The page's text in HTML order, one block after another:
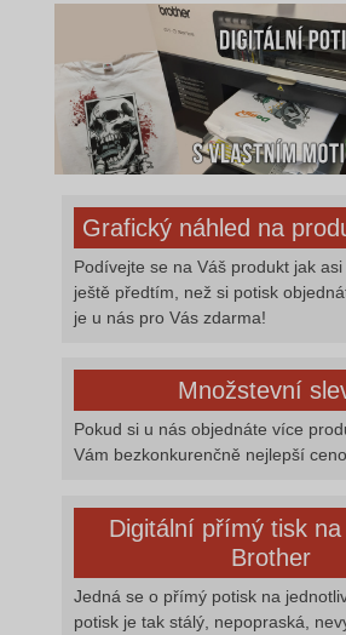
Grafický náhled na
Podívejte se na Váš produkt jak
ještě předtím, než si potisk
je u nás pro Vás zdarma!
Množstevní
Pokud si u nás objednáte více
Vám bezkonkurenčně nejlepší
Digitální přímý tisk
Brother
Jedná se o přímý potisk na
potisk je tak stálý, nepopraská,